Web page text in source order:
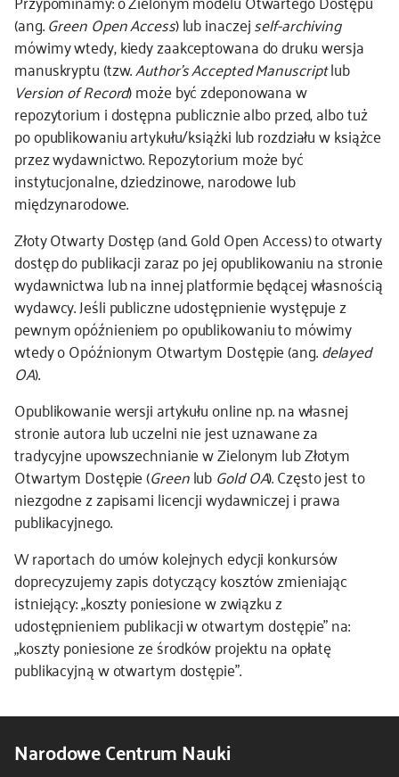
(ang.Green Open Access) lub inaczejself-archiving
mówimy wtedy, kiedy zaakceptowana do druku wersja
manuskryptu (tzw.Author’s Accepted Manuscriptlub
Version of Record) może być zdeponowana w
repozytorium i dostępna publicznie albo przed, albo tuż
po opublikowaniu artykułu/książki lub rozdziału w książce
przez wydawnictwo. Repozytorium może być
instytucjonalne, dziedzinowe, narodowe lub
międzynarodowe.
Złoty Otwarty Dostęp (and. Gold Open Access) to otwarty
dostęp do publikacji zaraz po jej opublikowaniu na stronie
wydawnictwa lub na innej platformie będącej własnością
wydawcy. Jeśli publiczne udostępnienie występuje z
pewnym opóźnieniem po opublikowaniu to mówimy
wtedy o Opóźnionym Otwartym Dostępie (ang.delayed
OA).
Opublikowanie wersji artykułu online np. na własnej
stronie autora lub uczelni nie jest uznawane za
tradycyjne upowszechnianie w Zielonym lub Złotym
Otwartym Dostępie (GreenlubGold OA). Często jest to
niezgodne z zapisami licencji wydawniczej i prawa
publikacyjnego.
W raportach do umów kolejnych edycji konkursów
doprecyzujemy zapis dotyczący kosztów zmieniając
istniejący: „koszty poniesione w związku z
udostępnieniem publikacji w otwartym dostępie” na:
„koszty poniesione ze środków projektu na opłatę
publikacyjną w otwartym dostępie”.
Narodowe Centrum Nauki